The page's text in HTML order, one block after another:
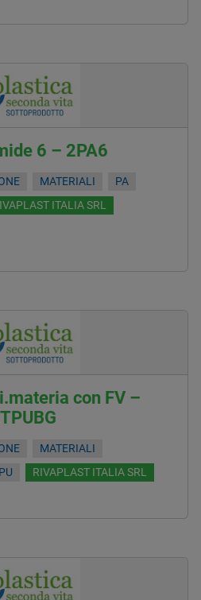
6 – 2PA6
MATERIALI
PA
ITALIA SRL
con FV –
MATERIALI
RIVAPLAST ITALIA SRL